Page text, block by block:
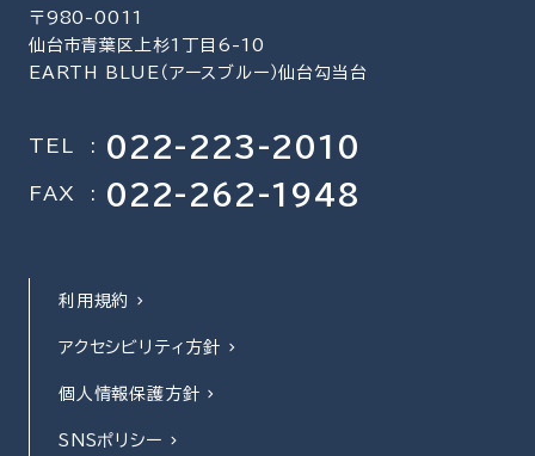
〒980-0011
仙台市青葉区上杉1丁目6-10
EARTH BLUE（アースブルー）仙台勾当台
TEL : 022-223-2010
FAX : 022-262-1948
利用規約
アクセシビリティ方針
個人情報保護方針
SNSポリシー